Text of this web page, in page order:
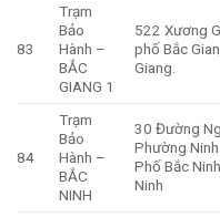
83
Trạm
Bảo
Hành –
BẮC
GIANG 1
522 Xương
phố Bắc
Giang.
84
Trạm
Bảo
Hành –
BẮC
NINH
30 Đường
Phường Ninh
Phố Bắc
Ninh